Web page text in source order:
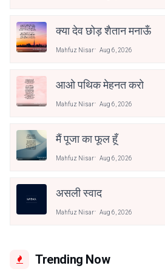
क्या देव छोड़ शैतान मनाऊँ
Mahfuz Nisar Aug 6, 2026
आओ पथिक मेहनत करो
Mahfuz Nisar Aug 6, 2026
मैं पूजा का फूल हूँ
Mahfuz Nisar Aug 6, 2026
असली स्वाद
Mahfuz Nisar Aug 6, 2026
Trending Now